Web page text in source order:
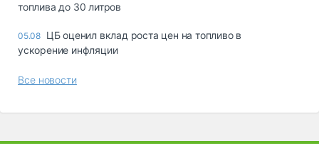
топлива до 30 литров
05.08 ЦБ оценил вклад роста цен на топливо в
ускорение инфляции
Все новости